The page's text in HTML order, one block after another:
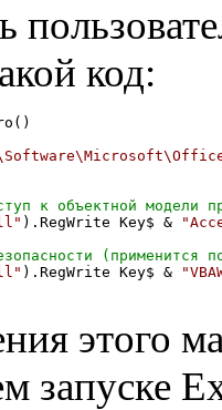
код:
).RegWrite Key$ &
).RegWrite Key$ &
этого
запуске